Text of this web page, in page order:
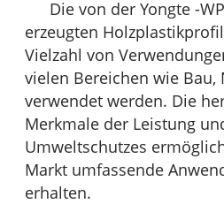
Die von der Yongte -
erzeugten
Vielzahl von
vielen Bereichen wie
verwendet werden. Die
Merkmale der Leistung
Umweltschutzes
Markt umfassende
erhalten.